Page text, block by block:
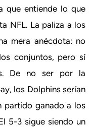
que entiende lo que
NFL. La paliza a los
mera anécdota: no
conjuntos, pero sí
De no ser por la
los Dolphins serían
partido ganado a los
5-3 sigue siendo un